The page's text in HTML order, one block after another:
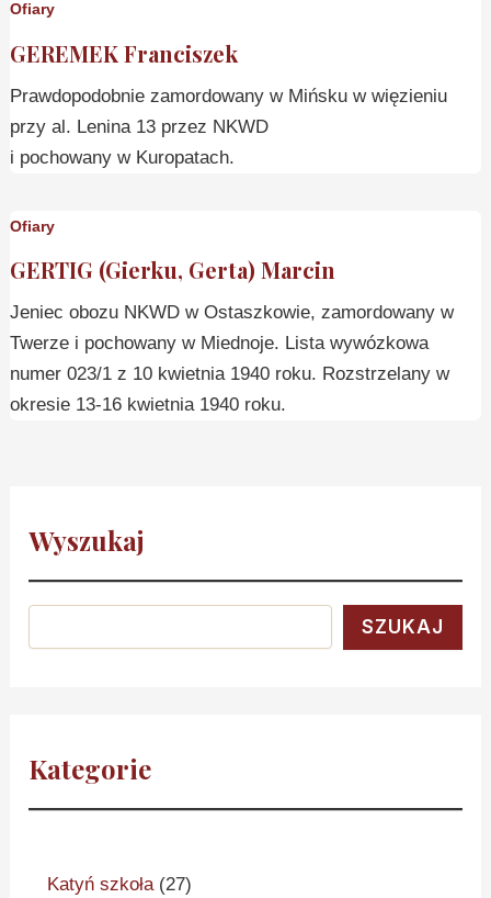
Ofiary
GEREMEK Franciszek
Prawdopodobnie zamordowany w Mińsku w więzieniu
przy al. Lenina 13 przez NKWD
i pochowany w Kuropatach.
Ofiary
GERTIG (Gierku, Gerta) Marcin
Jeniec obozu NKWD w Ostaszkowie, zamordowany w
Twerze i pochowany w Miednoje. Lista wywózkowa
numer 023/1 z 10 kwietnia 1940 roku. Rozstrzelany w
okresie 13-16 kwietnia 1940 roku.
Wyszukaj
SZUKAJ
Kategorie
Katyń szkoła(27)